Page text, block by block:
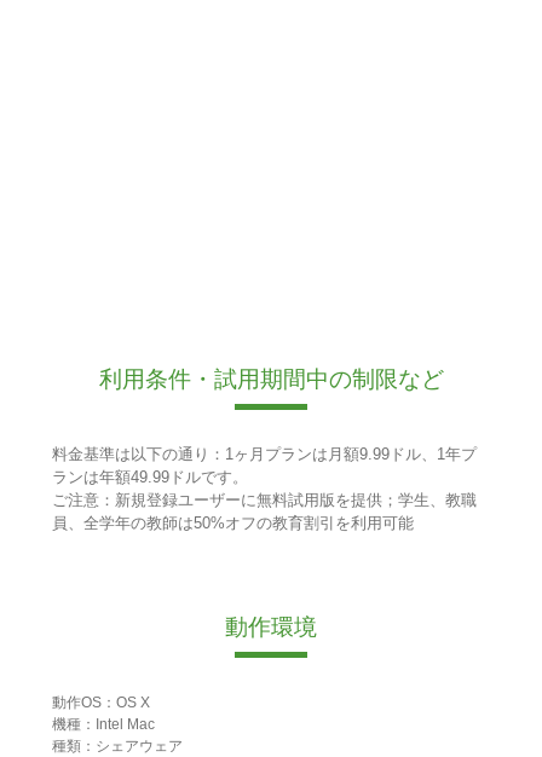
利用条件・試用期間中の制限など
料金基準は以下の通り：1ヶ月プランは月額9.99ドル、1年プ
ランは年額49.99ドルです。
ご注意：新規登録ユーザーに無料試用版を提供；学生、教職
員、全学年の教師は50%オフの教育割引を利用可能
動作環境
動作OS：OS X
機種：Intel Mac
種類：シェアウェア